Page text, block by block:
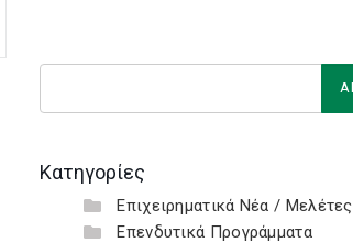
Κατηγορίες
Επιχειρηματικά Νέα / Μελέτες
Επενδυτικά Προγράμματα